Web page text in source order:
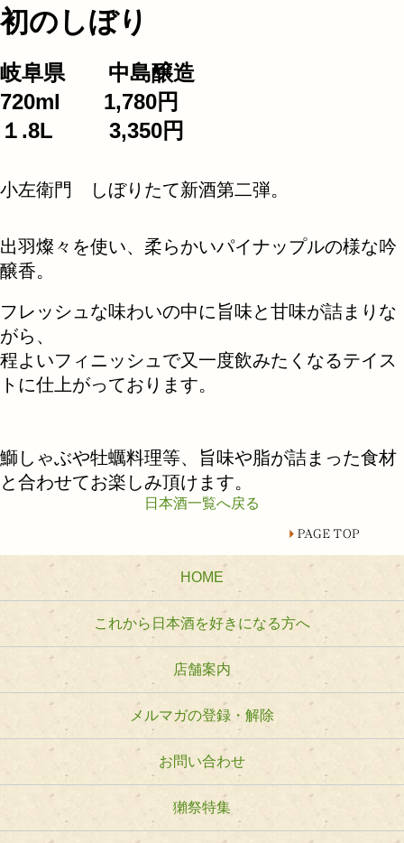
初のしぼり
岐阜県 中島醸造
720ml 1,780円
１.8L 3,350円
小左衛門 しぼりたて新酒第二弾。
出羽燦々を使い、柔らかいパイナップルの様な吟
醸香。
フレッシュな味わいの中に旨味と甘味が詰まりな
がら、
程よいフィニッシュで又一度飲みたくなるテイス
トに仕上がっております。
鰤しゃぶや牡蠣料理等、旨味や脂が詰まった食材
と合わせてお楽しみ頂けます。
日本酒一覧へ戻る
HOME
これから日本酒を好きになる方へ
店舗案内
メルマガの登録・解除
お問い合わせ
獺祭特集